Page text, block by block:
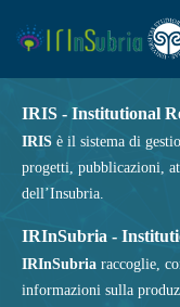
IRIS - Institutional
IRIS è il sistema di
progetti, pubblicazioni,
dell’Insubria.
IRInSubria -
IRInSubria raccoglie,
informazioni sulla